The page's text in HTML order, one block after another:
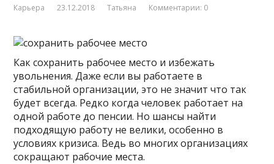
Карьера 23.12.2018 Татьяна Комментарии: 0
Как сохранить рабочее место и избежать
увольнения. Даже если вы работаете в
стабильной организации, это не значит что так
будет всегда. Редко когда человек работает на
одной работе до пенсии. Но шансы найти
подходящую работу не велики, особенно в
условиях кризиса. Ведь во многих организациях
сокращают рабочие места.